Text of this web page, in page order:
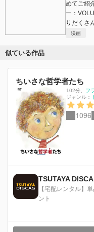
めてご紹
ー：
りだくさ
映画
似ている作品
ちいさな哲学者たち
102分
フ
ジャンル：
1096
TSUTAYA
【宅配レンタル】
ント